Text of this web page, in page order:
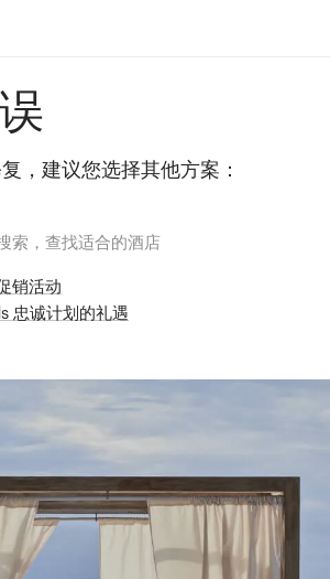
，建议您选择其他方案：
索，查找适合的酒店
销活动
忠诚计划的礼遇